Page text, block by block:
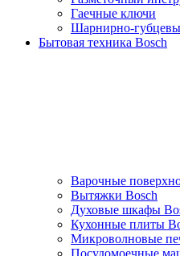
Гаечные ключи
Шарнирно-
Бытовая техника Bosch
Варочные
Вытяжки Bosch
Духовые шкафы
Кухонные плиты
Микроволновые
Посудомоечные